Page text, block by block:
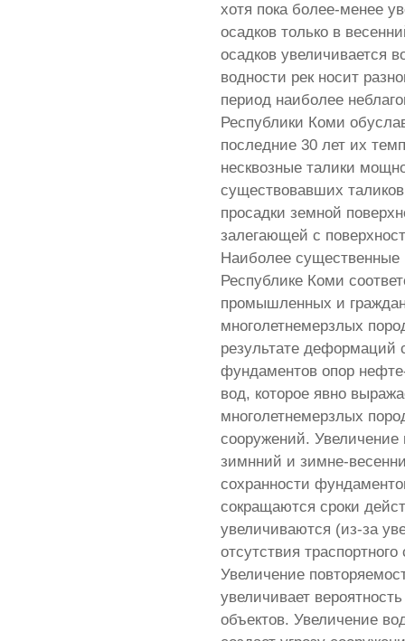
хотя пока более-менее
осадков только в
осадков увеличивается
водности рек носит
период наиболее
Республики Коми
последние 30 лет их
несквозные талики
существовавших
просадки земной
залегающей с
Наиболее
Республике Коми
промышленных и
многолетнемерзлых
результате деформаций
фундаментов опор
вод, которое явно
многолетнемерзлых
сооружений. Увеличение
зимнний и зимне-
сохранности
сокращаются сроки
увеличиваются (из-за
отсутствия
Увеличение
увеличивает
объектов. Увеличение